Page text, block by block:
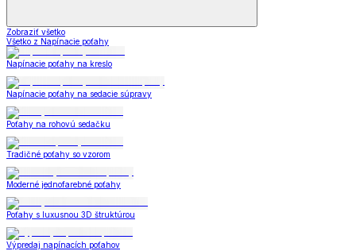
Zobraziť všetko
Všetko z Napínacie poťahy
Napínacie poťahy na kreslo
Napínacie poťahy na sedacie súpravy
Poťahy na rohovú sedačku
Tradičné poťahy so vzorom
Moderné jednofarebné poťahy
Poťahy s luxusnou 3D štruktúrou
Výpredaj napínacích poťahov